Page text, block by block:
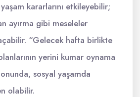
kararlarını etkileyebilir;
ayırma gibi meseleler
“Gelecek hafta birlikte
yerini kumar oynama
sosyal yaşamda
olabilir.